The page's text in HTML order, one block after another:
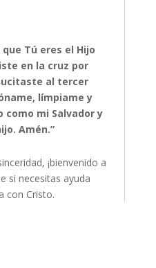
que Tú eres el Hijo
en la cruz por
al tercer
límpiame y
como mi Salvador y
Amén.”
¡bienvenido a
si necesitas ayuda
con Cristo.